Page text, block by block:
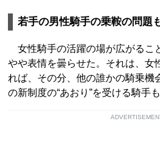
若手の男性騎手の乗鞍の問題
女性騎手の活躍の場が広がるこ
やや表情を曇らせた。それは、女
れば、その分、他の誰かの騎乗
の新制度の“あおり”を受ける騎手